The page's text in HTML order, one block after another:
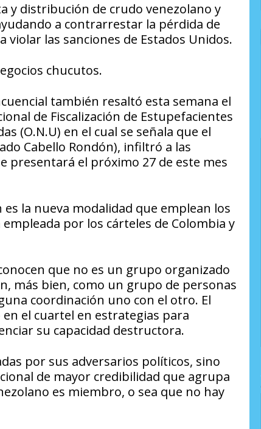
y distribución de crudo venezolano y
a contrarrestar la pérdida de
las sanciones de Estados Unidos.
chucutos.
también resaltó esta semana el
de Fiscalización de Estupefacientes
(O.N.U) en el cual se señala que el
Cabello Rondón), infiltró a las
presentará el próximo 27 de este mes
la nueva modalidad que emplean los
por los cárteles de Colombia y
que no es un grupo organizado
más bien, como un grupo de personas
coordinación uno con el otro. El
el cuartel en estrategias para
su capacidad destructora.
por sus adversarios políticos, sino
de mayor credibilidad que agrupa
es miembro, o sea que no hay